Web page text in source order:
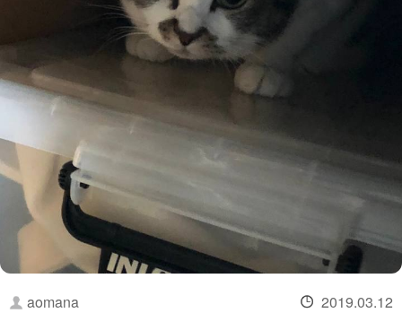
aomana
2019.03.12